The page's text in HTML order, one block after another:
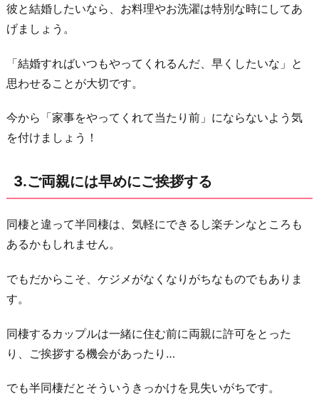
言
い
た
と
を
い
合
関
係
く
6.
の
彼と結婚したいなら、お料理やお洗濯は特別な時にしてあ
げましょう。
「結婚すればいつもやってくれるんだ、早くしたいな」と
思わせることが大切です。
今から「家事をやってくれて当たり前」にならないよう気
を付けましょう！
3.ご両親には早めにご挨拶する
同棲と違って半同棲は、気軽にできるし楽チンなところも
あるかもしれません。
でもだからこそ、ケジメがなくなりがちなものでもありま
す。
同棲するカップルは一緒に住む前に両親に許可をとった
り、ご挨拶する機会があったり…
でも半同棲だとそういうきっかけを見失いがちです。